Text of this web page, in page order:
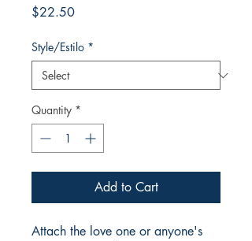
$22.50Price
Style/Estilo *
Quantity *
Add to Cart
Attach the love one or anyone's